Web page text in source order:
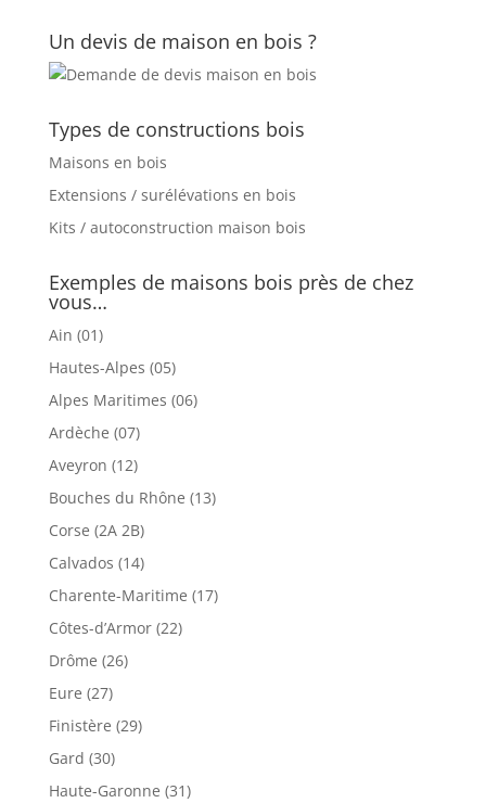
Un devis de maison en bois ?
Types de constructions bois
Maisons en bois
Extensions / surélévations en bois
Kits / autoconstruction maison bois
Exemples de maisons bois près de chez
vous…
Ain (01)
Hautes-Alpes (05)
Alpes Maritimes (06)
Ardèche (07)
Aveyron (12)
Bouches du Rhône (13)
Corse (2A 2B)
Calvados (14)
Charente-Maritime (17)
Côtes-d’Armor (22)
Drôme (26)
Eure (27)
Finistère (29)
Gard (30)
Haute-Garonne (31)